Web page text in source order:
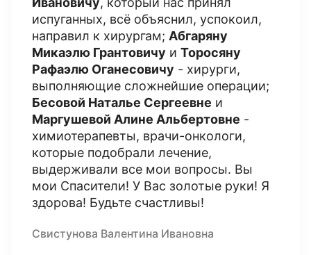
испуганных, всё объяснил, успокоил,
направил к хирургам; Абгаряну
Микаэлю Грантовичу и Торосяну
Рафаэлю Оганесовичу - хирурги,
выполняющие сложнейшие операции;
Бесовой Наталье Сергеевне и
Маргушевой Алине Альбертовне -
химиотерапевты, врачи-онкологи,
которые подобрали лечение,
выдерживали все мои вопросы. Вы
мои Спасители! У Вас золотые руки! Я
здорова! Будьте счастливы!
Свистунова Валентина Ивановна